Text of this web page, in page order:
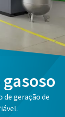
de geração de